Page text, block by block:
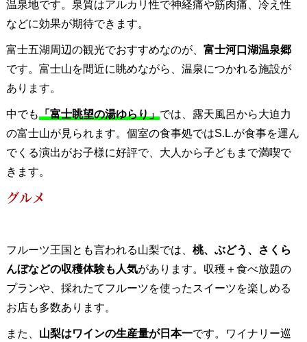
温泉地です。泉質はアルカリ性で神経痛や筋肉痛、冷え性
などに効果が期待できます。
富士五湖周辺の観光でおすすめなのが、 富士河口湖温泉郷
です。富士山を間近に眺めながら、温泉につかれる施設が
あります。
中でも「富士眺望の湯ゆらり」では、露天風呂から大迫力
の富士山が見られます。個室の食事処ではS.L.が食事を運ん
でくる演出がお子様に好評で、大人から子どもまで満喫で
きます。
グルメ
フルーツ王国とも言われる山梨では、 桃、ぶどう、さくら
んぼなどの収穫体験も人気があります。収穫＋食べ放題の
プランや、採れたてフルーツを使ったスイーツを楽しめる
お店も多数あります。
また、 山梨はワインの生産量が日本一です。ワイナリー巡